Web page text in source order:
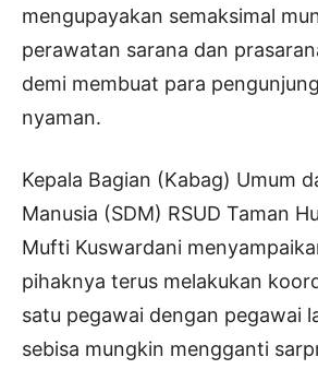
mengupayakan semaksimal
perawatan sarana dan
demi membuat para
nyaman.
Kepala Bagian (Kabag) Umum
Manusia (SDM) RSUD Taman
Mufti Kuswardani
pihaknya terus melakukan
satu pegawai dengan pegawai
sebisa mungkin mengganti